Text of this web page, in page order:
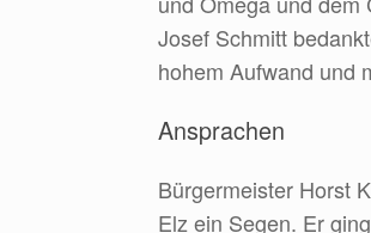
Josef Schmitt
hohem Aufwand und
Ansprachen
Bürgermeister Horst
Elz ein Segen. Er